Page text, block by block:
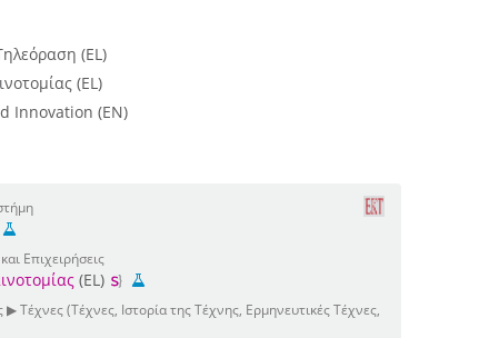
(EL)
(EL)
Innovation (EN)
Επιχειρήσεις
(EL)
Τέχνες (Τέχνες, Ιστορία της Τέχνης, Ερμηνευτικές Τέχνες,